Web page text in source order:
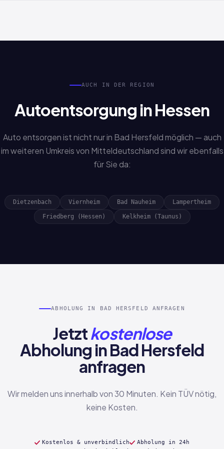
AUCH IN DER REGION
Autoentsorgung in Hessen
Auto entsorgen ist nicht nur in Bad Hersfeld möglich — auch
im weiteren Umkreis von Mitteldeutschland sind wir ebenfalls
für Sie da:
Dietzenbach Viernheim Bad Nauheim Lampertheim
Friedberg (Hessen) Kelkheim (Taunus)
ABHOLUNG IN BAD HERSFELD ANFRAGEN
Jetztkostenlose
Abholung in Bad Hersfeld
anfragen
Wir melden uns innerhalb von 30 Minuten. Kein TÜV nötig,
keine Kosten.
Kostenlos & unverbindlich
Abholung in 24h